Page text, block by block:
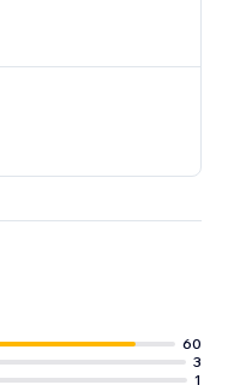
60
3
1